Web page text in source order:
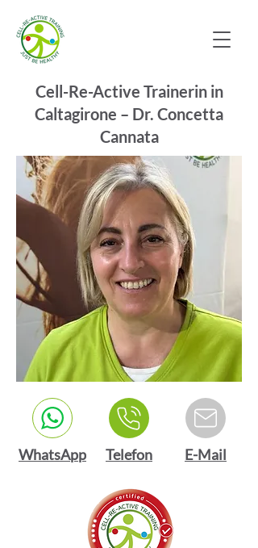
Cell-Re-Active Trainerin in
Caltagirone – Dr. Concetta
Cannata
WhatsApp Telefon E-Mail